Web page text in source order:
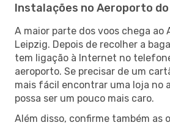
Instalações no Aeroporto
A maior parte dos voos chega ao
Leipzig. Depois de recolher a
tem ligação à Internet no
aeroporto. Se precisar de um
mais fácil encontrar uma loja no
possa ser um pouco mais caro.
Além disso, confirme também as